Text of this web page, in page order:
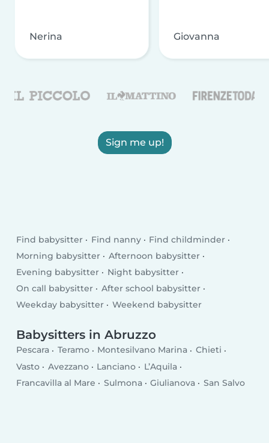
Nerina Giovanna
Sign me up!
Find babysitter Find nanny
Find childminder
Morning babysitter
Afternoon babysitter
Evening babysitter
Night babysitter
On call babysitter
After school babysitter
Weekday babysitter
Weekend babysitter
Babysitters in Abruzzo
Pescara Teramo Montesilvano Marina
Chieti
Vasto
Avezzano Lanciano
L’Aquila
Francavilla al Mare
Sulmona Giulianova San Salvo